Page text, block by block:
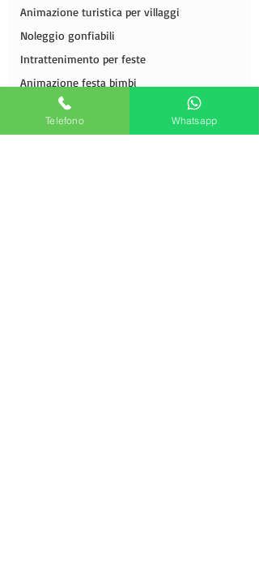
Animazione turistica per villaggi
Noleggio gonfiabili
Intrattenimento per feste
Animazione festa bimbi
Animatori per feste
Agenzia di animazione e spettacoli
Telefono Whatsapp